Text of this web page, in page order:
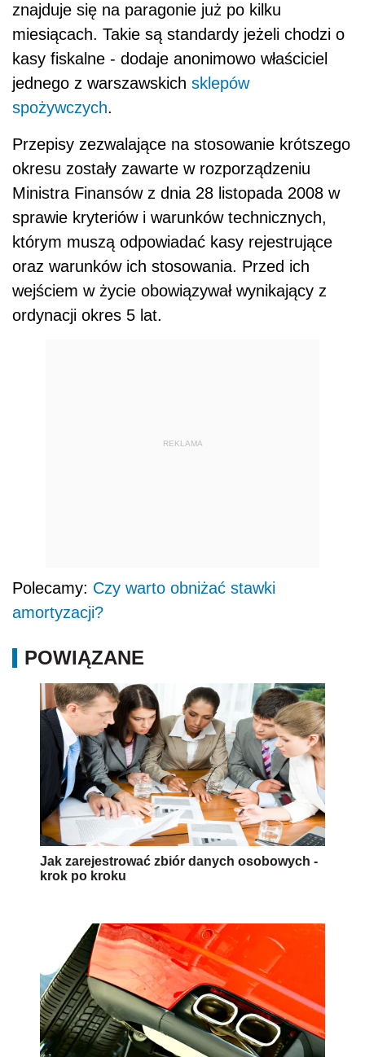
znajduje się na paragonie już po kilku
miesiącach. Takie są standardy jeżeli chodzi o
kasy fiskalne - dodaje anonimowo właściciel
jednego z warszawskich sklepów
spożywczych.
Przepisy zezwalające na stosowanie krótszego
okresu zostały zawarte w rozporządzeniu
Ministra Finansów z dnia 28 listopada 2008 w
sprawie kryteriów i warunków technicznych,
którym muszą odpowiadać kasy rejestrujące
oraz warunków ich stosowania. Przed ich
wejściem w życie obowiązywał wynikający z
ordynacji okres 5 lat.
REKLAMA
Polecamy: Czy warto obniżać stawki
amortyzacji?
POWIĄZANE
Jak zarejestrować zbiór danych osobowych -
krok po kroku